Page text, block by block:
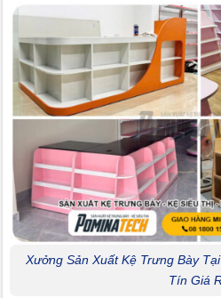
Xưởng Sản Xuất Kệ Trưng Bày
Tín Giá